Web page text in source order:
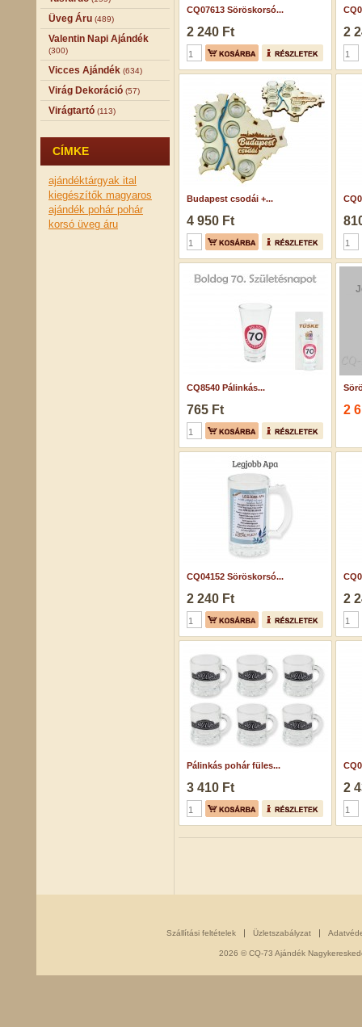
Üveg Áru (489)
Valentin Napi Ajándék
(300)
Vicces Ajándék (634)
Virág Dekoráció (57)
Virágtartó (113)
CÍMKE
ajándéktárgyak ital
kiegészítők magyaros
ajándék pohár pohár
korsó üveg áru
CQ07613 Söröskorsó...
2 240 Ft 2
Budapest csodái +...
4 950 Ft
CQ8540 Pálinkás...
765 Ft 2
CQ04152 Söröskorsó...
2 240 Ft 2
Pálinkás pohár füles...
3 410 Ft 2
Szállítási feltételek Üzletszabályzat
2026 © CQ-73 Ajándék